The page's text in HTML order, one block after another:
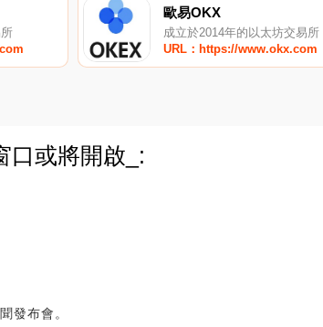
歐易OKX
成立於2014年的以太坊交易所
URL：https://www.okx.com
口或將開啟_:
發布會。